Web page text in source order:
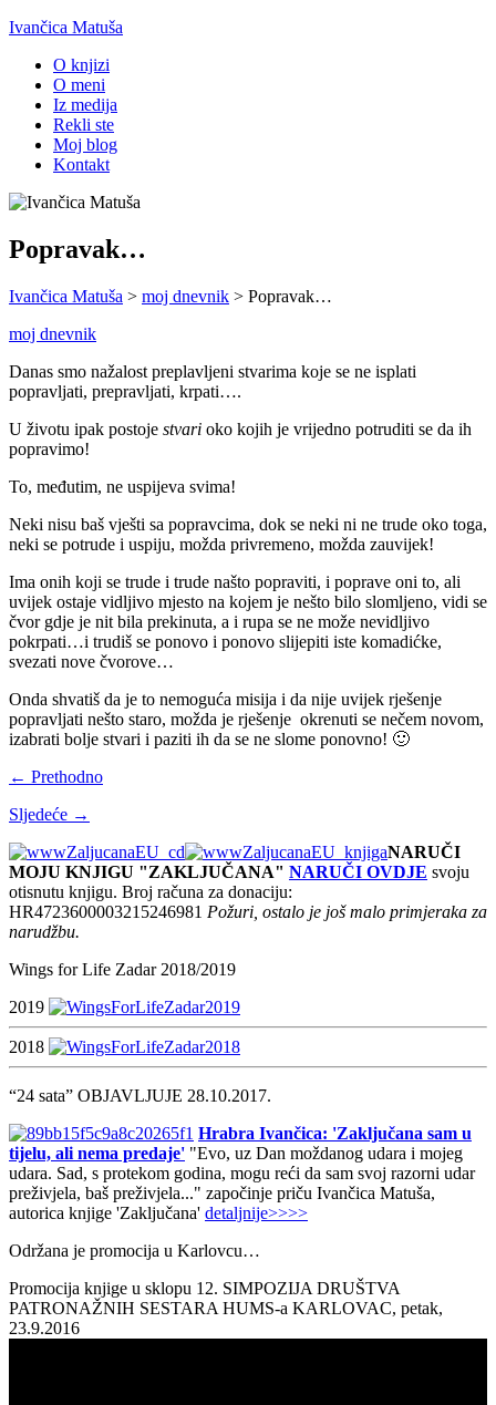
Ivančica Matuša
O knjizi
O meni
Iz medija
Rekli ste
Moj blog
Kontakt
Popravak…
Ivančica Matuša > moj dnevnik > Popravak…
moj dnevnik
Danas smo nažalost preplavljeni stvarima koje se ne isplati
popravljati, prepravljati, krpati….
U životu ipak postoje stvari oko kojih je vrijedno potruditi se da ih
popravimo!
To, međutim, ne uspijeva svima!
Neki nisu baš vješti sa popravcima, dok se neki ni ne trude oko toga,
neki se potrude i uspiju, možda privremeno, možda zauvijek!
Ima onih koji se trude i trude našto popraviti, i poprave oni to, ali
uvijek ostaje vidljivo mjesto na kojem je nešto bilo slomljeno, vidi se
čvor gdje je nit bila prekinuta, a i rupa se ne može nevidljivo
pokrpati…i trudiš se ponovo i ponovo slijepiti iste komadićke,
svezati nove čvorove…
Onda shvatiš da je to nemoguća misija i da nije uvijek rješenje
popravljati nešto staro, možda je rješenje okrenuti se nečem novom,
izabrati bolje stvari i paziti ih da se ne slome ponovno! 🙂
← Prethodno
Sljedeće →
NARUČI
MOJU KNJIGU "ZAKLJUČANA" NARUČI OVDJE svoju
otisnutu knjigu. Broj računa za donaciju:
HR4723600003215246981 Požuri, ostalo je još malo primjeraka za
narudžbu.
Wings for Life Zadar 2018/2019
2019
2018
“24 sata” OBJAVLJUJE 28.10.2017.
Hrabra Ivančica: 'Zaključana sam u
tijelu, ali nema predaje' "Evo, uz Dan moždanog udara i mojeg
udara. Sad, s protekom godina, mogu reći da sam svoj razorni udar
preživjela, baš preživjela..." započinje priču Ivančica Matuša,
autorica knjige 'Zaključana' detaljnije>>>>
Održana je promocija u Karlovcu…
Promocija knjige u sklopu 12. SIMPOZIJA DRUŠTVA
PATRONAŽNIH SESTARA HUMS-a KARLOVAC, petak,
23.9.2016